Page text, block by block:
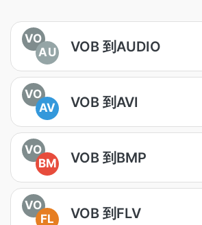
VO
AU
VOB 到AUDIO
VO
AV
VOB 到AVI
VO
BM
VOB 到BMP
VO
FL
VOB 到FLV